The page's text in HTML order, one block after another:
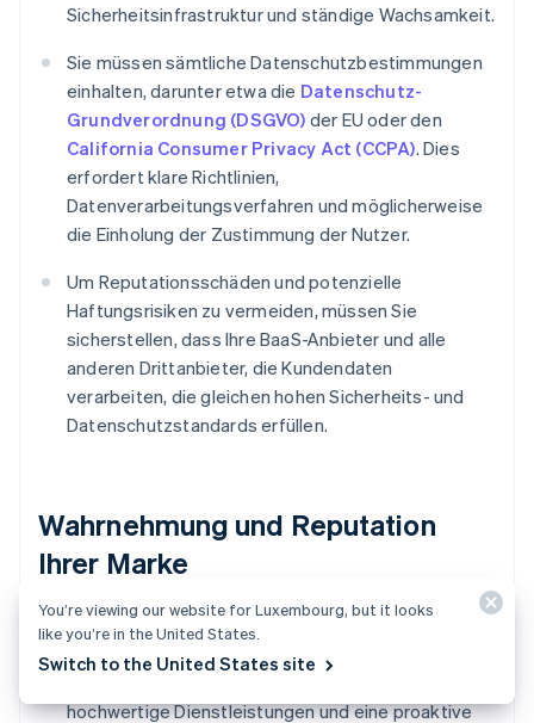
Sicherheitsinfrastruktur und ständige Wachsamkeit.
Sie müssen sämtliche Datenschutzbestimmungen
einhalten, darunter etwa die Datenschutz-
Grundverordnung (DSGVO) der EU oder den
California Consumer Privacy Act (CCPA). Dies
erfordert klare Richtlinien,
Datenverarbeitungsverfahren und möglicherweise
die Einholung der Zustimmung der Nutzer.
Um Reputationsschäden und potenzielle
Haftungsrisiken zu vermeiden, müssen Sie
sicherstellen, dass Ihre BaaS-Anbieter und alle
anderen Drittanbieter, die Kundendaten
verarbeiten, die gleichen hohen Sicherheits- und
Datenschutzstandards erfüllen.
Wahrnehmung und Reputation
Ihrer Marke
Sie müssen sich Ihre Glaubwürdigkeit als
Finanzdienstleister, der keine lizenzierte Bank ist,
hochwertige Dienstleistungen und eine proaktive
You’re viewing our website for Luxembourg, but it looks
like you’re in the United States.
Switch to the United States site